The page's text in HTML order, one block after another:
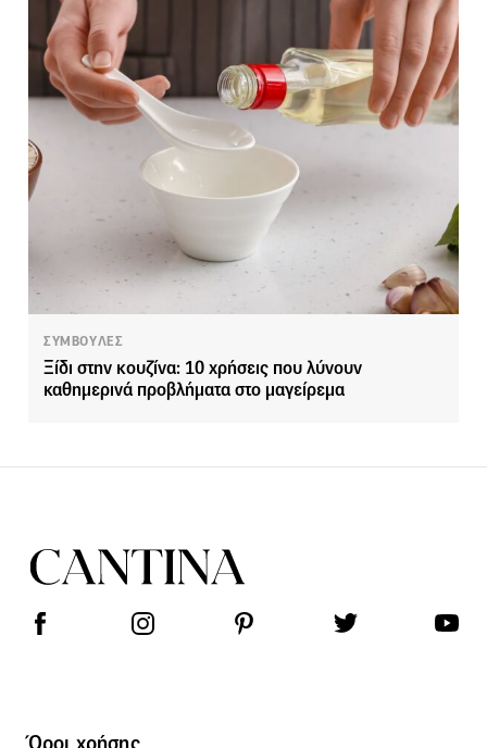
ΣΥΜΒΟΥΛΕΣ
Ξίδι στην κουζίνα: 10 χρήσεις που λύνουν
καθημερινά προβλήματα στο μαγείρεμα